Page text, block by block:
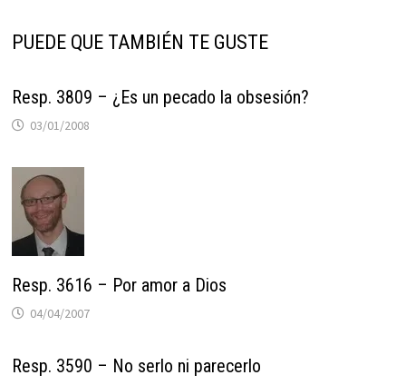
PUEDE QUE TAMBIÉN TE GUSTE
Resp. 3809 – ¿Es un pecado la obsesión?
03/01/2008
Resp. 3616 – Por amor a Dios
04/04/2007
Resp. 3590 – No serlo ni parecerlo